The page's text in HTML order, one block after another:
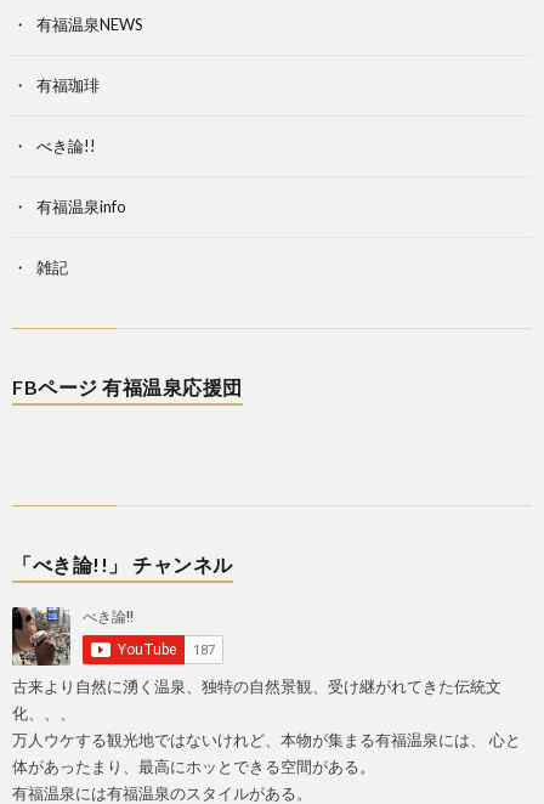
有福温泉NEWS
有福珈琲
べき論!!
有福温泉info
雑記
FBページ 有福温泉応援団
「べき論!!」 チャンネル
古来より自然に湧く温泉、独特の自然景観、受け継がれてきた伝統文
化、、、
万人ウケする観光地ではないけれど、本物が集まる有福温泉には、 心と
体があったまり、最高にホッとできる空間がある。
有福温泉には有福温泉のスタイルがある。